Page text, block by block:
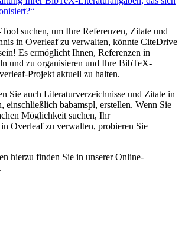
suchen, um Ihre Referenzen, Zitate und
in Overleaf zu verwalten, könnte CiteDrive
Es ermöglicht Ihnen, Referenzen in
und zu organisieren und Ihre BibTeX-
Projekt aktuell zu halten.
Sie auch Literaturverzeichnisse und Zitate in
einschließlich babamspl, erstellen. Wenn Sie
Möglichkeit suchen, Ihr
Overleaf zu verwalten, probieren Sie
hierzu finden Sie in unserer Online-